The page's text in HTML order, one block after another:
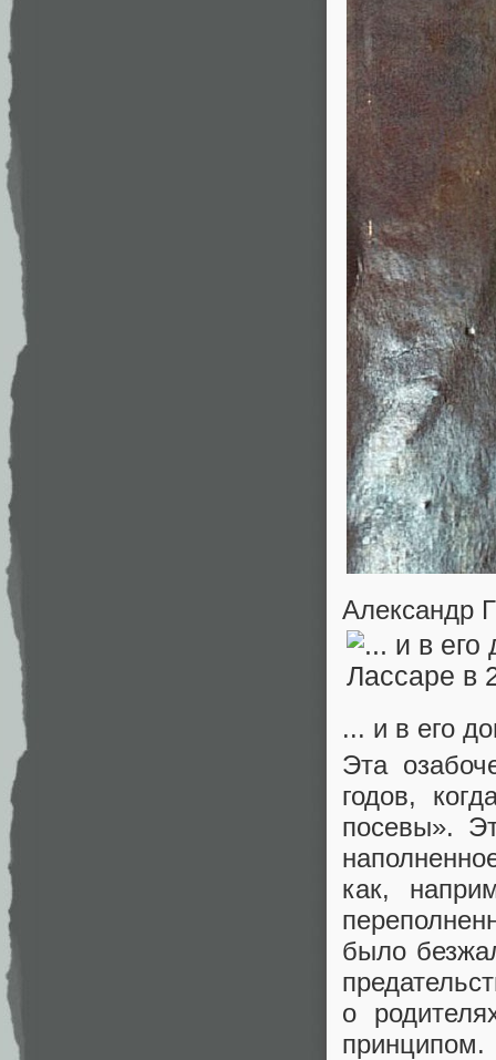
Александр
... и в его
Эта
годов,
посевы».
как,
было
о
принципом.